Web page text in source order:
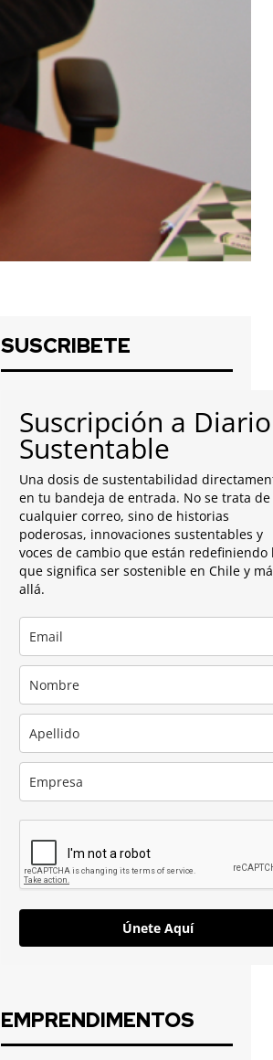
SUSCRIBETE
Suscripción a Diario
Sustentable
Una dosis de sustentabilidad
en tu bandeja de entrada. No se trata de
cualquier correo, sino de historias
poderosas, innovaciones sustentables y
voces de cambio que están redefiniendo
que significa ser sostenible en Chile y
allá.
Únete Aquí
EMPRENDIMENTOS